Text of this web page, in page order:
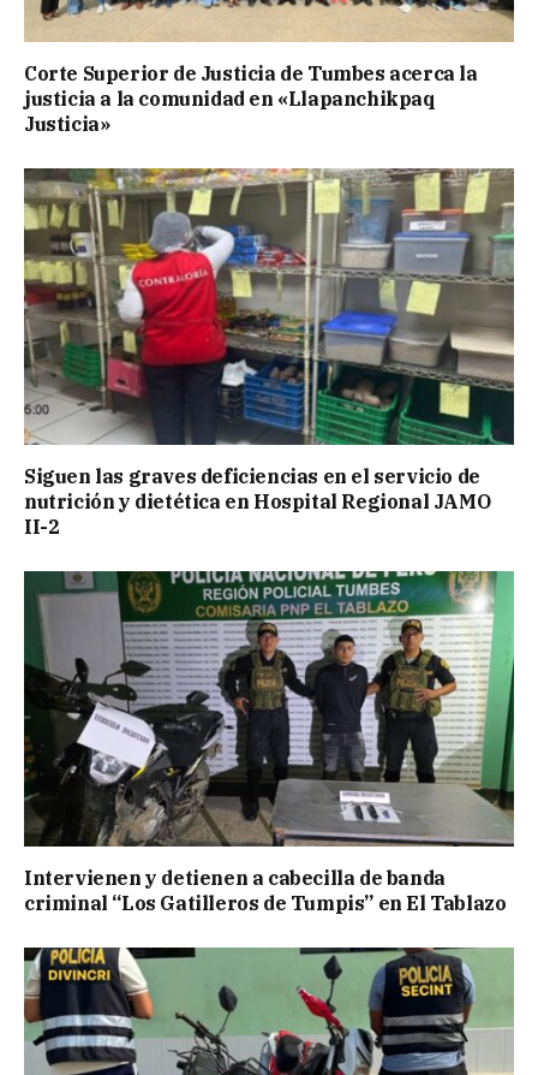
Corte Superior de Justicia de Tumbes acerca la
justicia a la comunidad en «Llapanchikpaq
Justicia»
Siguen las graves deficiencias en el servicio de
nutrición y dietética en Hospital Regional JAMO
II-2
Intervienen y detienen a cabecilla de banda
criminal “Los Gatilleros de Tumpis” en El Tablazo